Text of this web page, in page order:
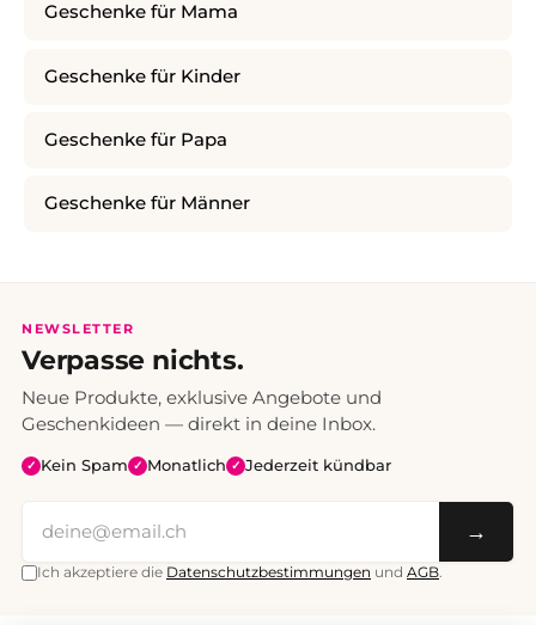
Geschenke für Mama
Geschenke für Kinder
Geschenke für Papa
Geschenke für Männer
NEWSLETTER
Verpasse nichts.
Neue Produkte, exklusive Angebote und
Geschenkideen — direkt in deine Inbox.
✓ Kein Spam ✓ Monatlich ✓ Jederzeit kündbar
→
Ich akzeptiere die Datenschutzbestimmungen und AGB.